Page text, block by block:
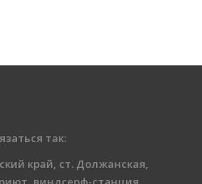
так:
край, ст. Должанская,